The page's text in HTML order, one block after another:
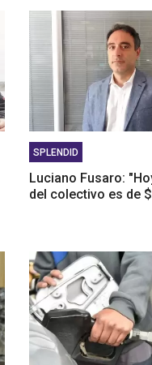
SPLENDID
Luciano Fusaro:
del colectivo es de